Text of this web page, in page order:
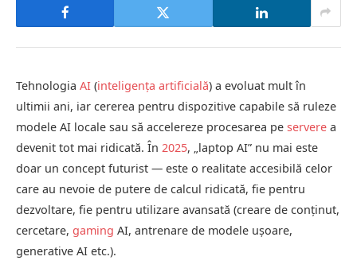
Tehnologia AI (inteligența artificială) a evoluat mult în
ultimii ani, iar cererea pentru dispozitive capabile să ruleze
modele AI locale sau să accelereze procesarea pe servere a
devenit tot mai ridicată. În 2025, „laptop AI” nu mai este
doar un concept futurist — este o realitate accesibilă celor
care au nevoie de putere de calcul ridicată, fie pentru
dezvoltare, fie pentru utilizare avansată (creare de conținut,
cercetare, gaming AI, antrenare de modele ușoare,
generative AI etc.).